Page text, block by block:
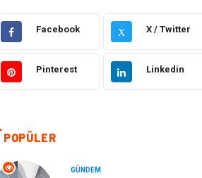
Elektrik ve
Elektronik
Gıda
Eğitim & Kariyer Makine
Facebook X X / Twitter
Pinterest Linkedin
POPÜLER
GÜNDEM